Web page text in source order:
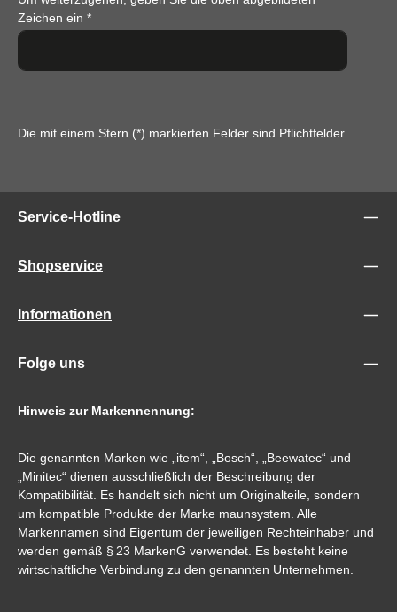
Zeichen ein *
Die mit einem Stern (*) markierten Felder sind Pflichtfelder.
Service-Hotline
Shopservice
Informationen
Folge uns
Hinweis zur Markennennung:
Die genannten Marken wie „item“, „Bosch“, „Beewatec“ und
„Minitec“ dienen ausschließlich der Beschreibung der
Kompatibilität. Es handelt sich nicht um Originalteile, sondern
um kompatible Produkte der Marke maunsystem. Alle
Markennamen sind Eigentum der jeweiligen Rechteinhaber und
werden gemäß § 23 MarkenG verwendet. Es besteht keine
wirtschaftliche Verbindung zu den genannten Unternehmen.